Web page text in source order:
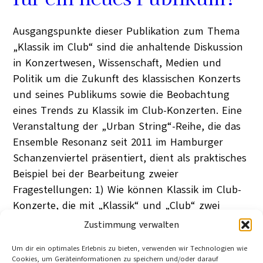
Zustimmung verwalten
Um dir ein optimales Erlebnis zu bieten, verwenden wir Technologien wie
Cookies, um Geräteinformationen zu speichern und/oder darauf
Ausgangspunkte dieser Publikation zum Thema
„Klassik im Club“ sind die anhaltende Diskussion
in Konzertwesen, Wissenschaft, Medien und
Politik um die Zukunft des klassischen Konzerts
und seines Publikums sowie die Beobachtung
eines Trends zu Klassik im Club-Konzerten. Eine
Veranstaltung der „Urban String“-Reihe, die das
Ensemble Resonanz seit 2011 im Hamburger
Schanzenviertel präsentiert, dient als praktisches
Beispiel bei der Bearbeitung zweier
Fragestellungen: 1) Wie können Klassik im Club-
Konzerte, die mit „Klassik“ und „Club“ zwei
mutmaßlich gegensätzliche Welten des
gestaltet sein? 2) Spricht dieses Konzertformat